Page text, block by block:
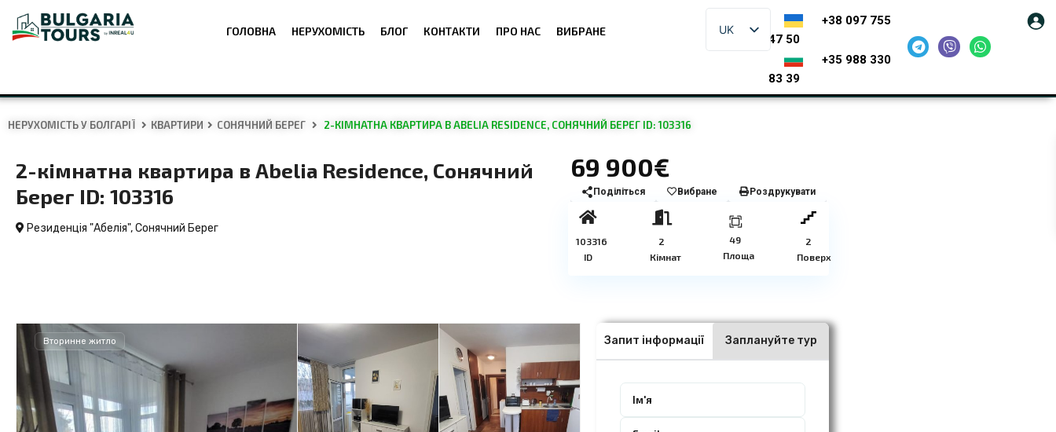
ГОЛОВНА НЕРУХОМІСТЬ БЛОГ КОНТАКТИ ПРО НАС ВИБРАНЕ UK
+38 097 755
47 50
+35 988 330
83 39
НЕРУХОМІСТЬ У БОЛГАРІЇ КВАРТИРИ СОНЯЧНИЙ БЕРЕГ 2-КІМНАТНА КВАРТИРА В ABELIA RESIDENCE, СОНЯЧНИЙ БЕРЕГ ID: 103316
2-кімнатна квартира в Abelia Residence, Сонячний
Берег ID: 103316
Резиденція "Абелія",Сонячний Берег
69 900€
Поділіться Вибране Роздрукувати
103316
ID
2
Кімнат
49
Площа
2
Поверх
Вторинне житло Запит інформації Заплануйте тур